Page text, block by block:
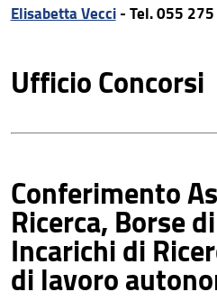
Elisabetta Vecci- Tel. 055
Ufficio Concorsi
Conferimento
Ricerca, Borse
Incarichi di
di lavoro